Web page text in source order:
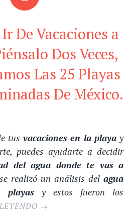
De Vacaciones a
Dos Veces,
Las 25 Playas
De México.
tus vacaciones en la playa y
puedes ayudarte a decidir
del agua donde te vas a
realizó un análisis del agua
y estos fueron los
→